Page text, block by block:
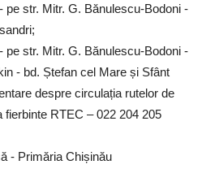
pe str. Mitr. G. Bănulescu-Bodoni -
pe str. Mitr. G. Bănulescu-Bodoni -
- bd. Ștefan cel Mare și Sfânt
despre circulația rutelor de
fierbinte RTEC – 022 204 205
- Primăria Chișinău